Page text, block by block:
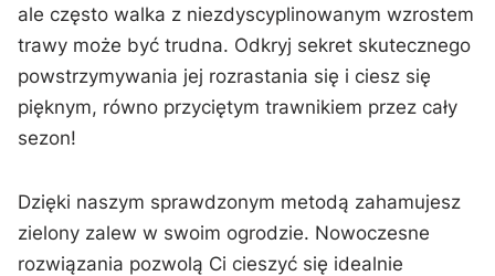
ale często walka z niezdyscyplinowanym wzrostem
trawy może być trudna. Odkryj sekret skutecznego
powstrzymywania jej rozrastania ​się i ciesz się
pięknym, równo przyciętym ⁢trawnikiem przez cały
sezon!
Dzięki ⁣naszym sprawdzonym metodą zahamujesz
zielony zalew w⁣ swoim ogrodzie. Nowoczesne
rozwiązania pozwolą Ci cieszyć się idealnie